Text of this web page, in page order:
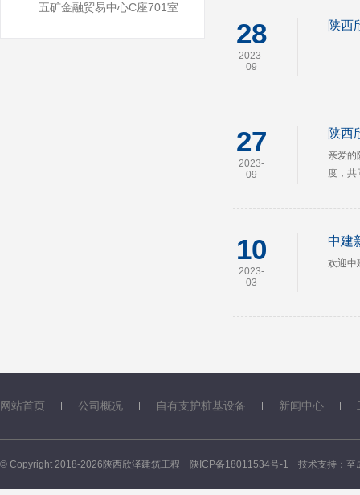
五矿金融贸易中心C座701室
28
2023-
09
陕西
27
2023-
09
陕西
亲爱的
度，共
10
2023-
03
中建
欢迎中
网站首页 公司概况 自有支护桩基设备 新闻中心
© Copyright 2018-2026陕西欣泽建筑工程 陕ICP备18011534号-1 技术支持： 至